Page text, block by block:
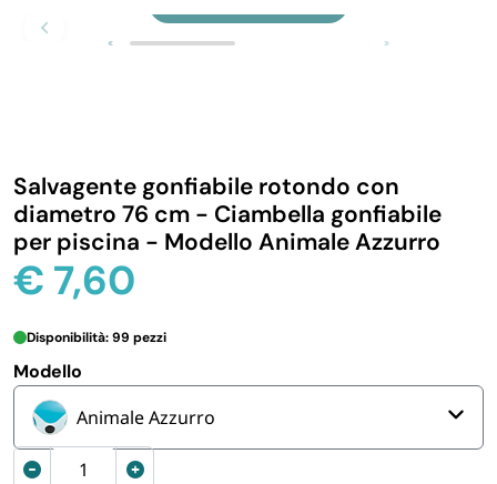
GIARDINO E ARREDO PER ESTERNO
CASA E PERSONA
FERRAMENTA E LINEA AUTO
Personalizzazione Monouso
Zoom
Salvagente gonfiabile rotondo con
diametro 76 cm - Ciambella gonfiabile
per piscina - Modello Animale Azzurro
€ 7,60
Disponibilità: 99 pezzi
Modello
Animale Azzurro
INTEX